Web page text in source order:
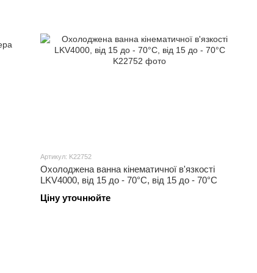
Артикул: K22752
Охолоджена ванна кінематичної в'язкості
LKV4000, від 15 до - 70°C, від 15 до - 70°C
Ціну уточнюйте